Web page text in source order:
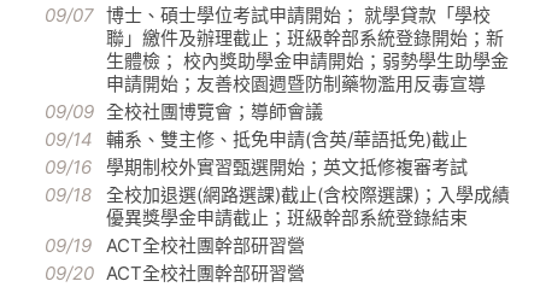
09/07 博士、碩士學位考試申請開始； 就學貸款「學校
聯」繳件及辦理截止；班級幹部系統登錄開始；新
生體檢； 校內獎助學金申請開始；弱勢學生助學金
申請開始；友善校園週暨防制藥物濫用反毒宣導
09/09 全校社團博覽會；導師會議
09/14
輔系、雙主修、抵免申請(含英/華語抵免)截止
09/16
學期制校外實習甄選開始；英文抵修複審考試
09/18
全校加退選(網路選課)截止(含校際選課)；入學成績
優異獎學金申請截止；班級幹部系統登錄結束
09/19
ACT全校社團幹部研習營
09/20 ACT全校社團幹部研習營